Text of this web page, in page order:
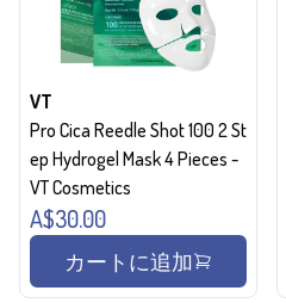
VT
Pro Cica Reedle Shot 100 2 St
ep Hydrogel Mask 4 Pieces -
VT Cosmetics
A$30.00
カートに追加